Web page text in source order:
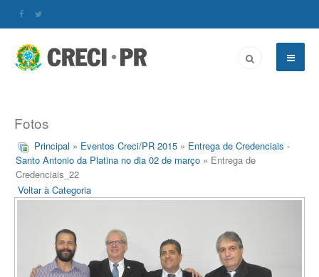
Fotos
Principal » Eventos Creci/PR 2015 » Entrega de Credenciais -
Santo Antonio da Platina no dia 02 de março » Entrega de
Credenciais_22
Voltar à Categoria